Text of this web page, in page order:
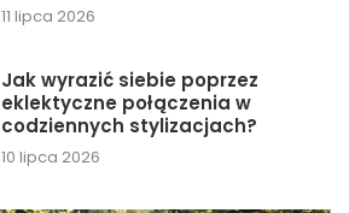
11 lipca 2026
Jak wyrazić siebie poprzez
eklektyczne połączenia w
codziennych stylizacjach?
10 lipca 2026